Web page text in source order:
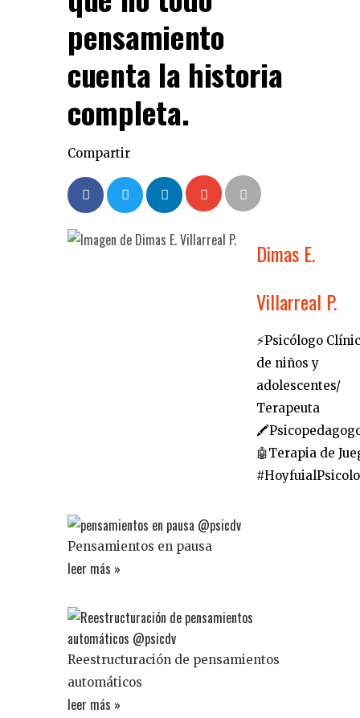
pensamiento
cuenta la historia
completa.
Compartir
Dimas E.
Villarreal P.
⚡️Psicólogo
de niños y
adolescentes/
Terapeuta
🤖Terapia de
Pensamientos en pausa
leer más »
Reestructuración de pensamientos
automáticos
leer más »